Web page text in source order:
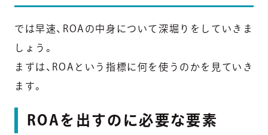
では早速、ROAの中身について深堀りをしていきま
しょう。
まずは、ROAという指標に何を使うのかを見ていき
ます。
ROAを出すのに必要な要素